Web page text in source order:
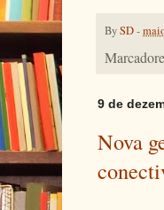
BySD-
9 de
Nova